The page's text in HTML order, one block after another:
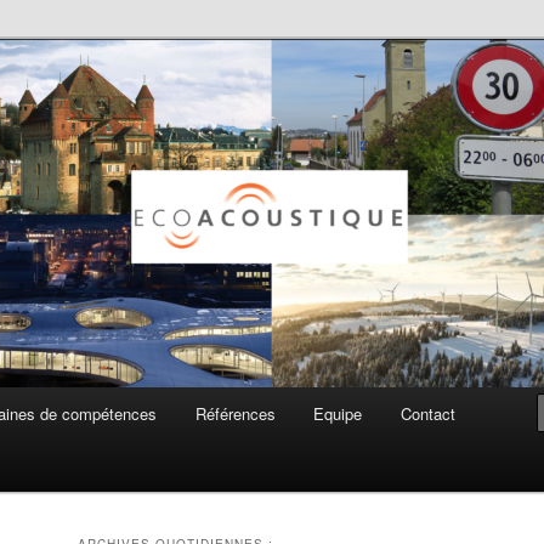
SA
de compétences Références Equipe Contact